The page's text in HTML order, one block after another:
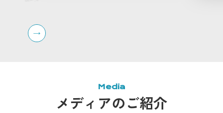
Media
メディアのご紹介